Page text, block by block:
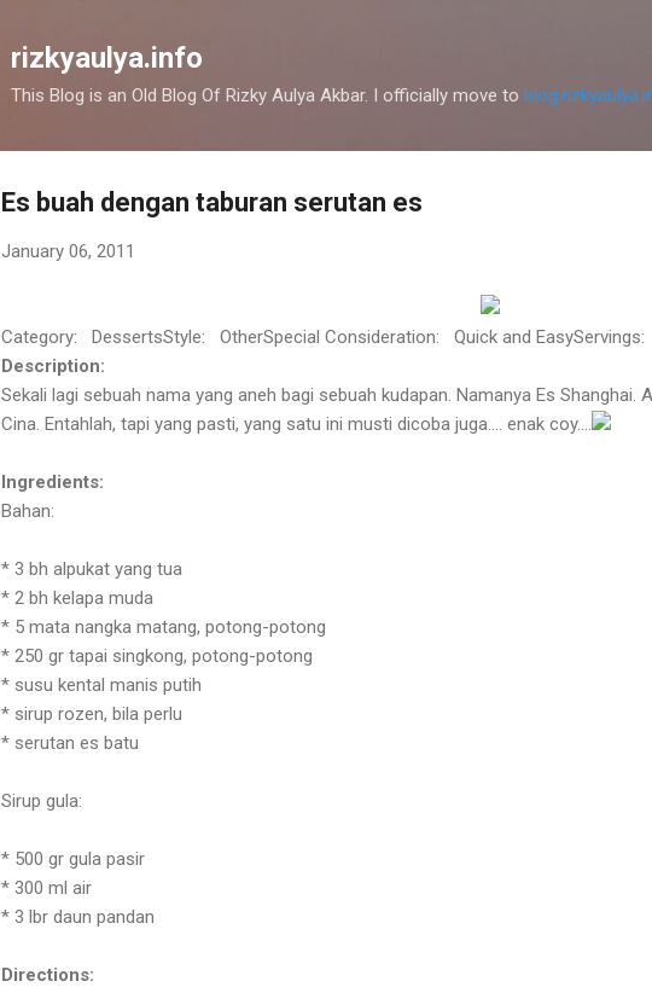
rizkyaulya.info
This Blog is an Old Blog Of Rizky Aulya Akbar. I officially move to
Es buah dengan taburan serutan es
January 06, 2011
Category: DessertsStyle: OtherSpecial Consideration: Quick and
Description:
Sekali lagi sebuah nama yang aneh bagi sebuah kudapan. Namanya Es Shanghai .
Cina. Entahlah, tapi yang pasti, yang satu ini musti dicoba juga.... enak coy....
Ingredients:
Bahan:
* 3 bh alpukat yang tua
* 2 bh kelapa muda
* 5 mata nangka matang, potong-potong
* 250 gr tapai singkong, potong-potong
* susu kental manis putih
* sirup rozen, bila perlu
* serutan es batu
Sirup gula:
* 500 gr gula pasir
* 300 ml air
* 3 lbr daun pandan
Directions: